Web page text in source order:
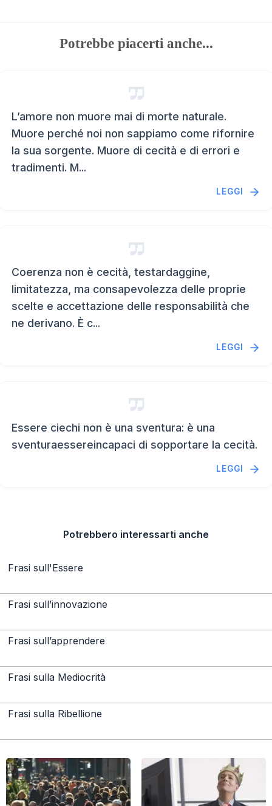
Potrebbe piacerti anche...
L’amore non muore mai di morte naturale.
Muore perché noi non sappiamo come rifornire
la sua sorgente. Muore di cecità e di errori e
tradimenti. M...
LEGGI
Coerenza non è cecità, testardaggine,
limitatezza, ma consapevolezza delle proprie
scelte e accettazione delle responsabilità che
ne derivano. È c...
LEGGI
Essere ciechi non è una sventura: è una
sventuraessereincapaci di sopportare la cecità.
LEGGI
Potrebbero interessarti anche
Frasi sull'Essere
Frasi sull’innovazione
Frasi sull’apprendere
Frasi sulla Mediocrità
Frasi sulla Ribellione